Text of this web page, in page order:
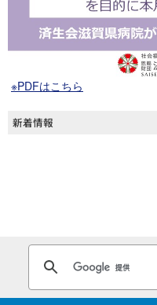
※PDFはこちら
新着情報